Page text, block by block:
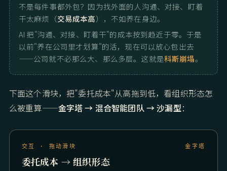
不是每件事都外包？因为找外面的人沟通、对接、盯着
干太麻烦（交易成本高），不如养在身边。
AI 把"沟通、对接、盯着干"的成本按到趋近于零。于是
以前"养在公司里才划算"的活，现在可以放心包出去
——公司就不必那么大、那么多层。这就是科斯崩塌。
下面这个滑块，把"委托成本"从高拖到低，看组织形态怎
么被重算——金字塔 → 混合智能团队 → 沙漏型：
交互 · 拖动滑块 金字塔
委托成本 → 组织形态